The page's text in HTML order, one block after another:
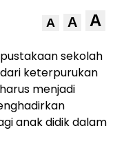
A A A
sekolah
keterpurukan
menjadi
anak didik dalam